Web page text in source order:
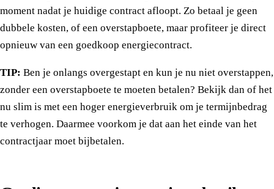
moment nadat je huidige contract afloopt. Zo betaal je geen
dubbele kosten, of een overstapboete, maar profiteer je direct
opnieuw van een goedkoop energiecontract.
TIP: Ben je onlangs overgestapt en kun je nu niet overstappen,
zonder een overstapboete te moeten betalen? Bekijk dan of het
nu slim is met een hoger energieverbruik om je termijnbedrag
te verhogen. Daarmee voorkom je dat aan het einde van het
contractjaar moet bijbetalen.